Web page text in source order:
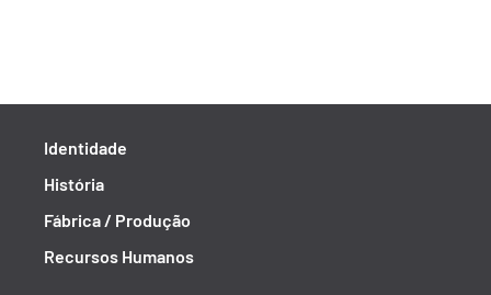
Identidade
História
Fábrica / Produção
Recursos Humanos